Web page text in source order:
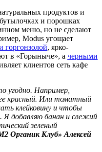
продуктов и
и порошках
меню, но не сделают
Modus угощает
горгонзолой, ярко-
в «Горыныче», а черными
клиентов сеть кафе
угодно. Например,
красный. Или томатный
клейковину и чтобы
добавляю банан и свежий
зеленый
Органик Клуб» Алексей